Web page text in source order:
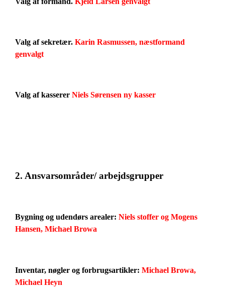
Valg af sekretær. Karin Rasmussen, næstformand
genvalgt
Valg af kasserer Niels Sørensen ny kasser
2. Ansvarsområder/ arbejdsgrupper
Bygning og udendørs arealer: Niels stoffer og Mogens
Hansen, Michael Browa
Inventar, nøgler og forbrugsartikler: Michael Browa,
Michael Heyn